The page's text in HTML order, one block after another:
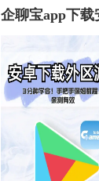
企聊宝app下载